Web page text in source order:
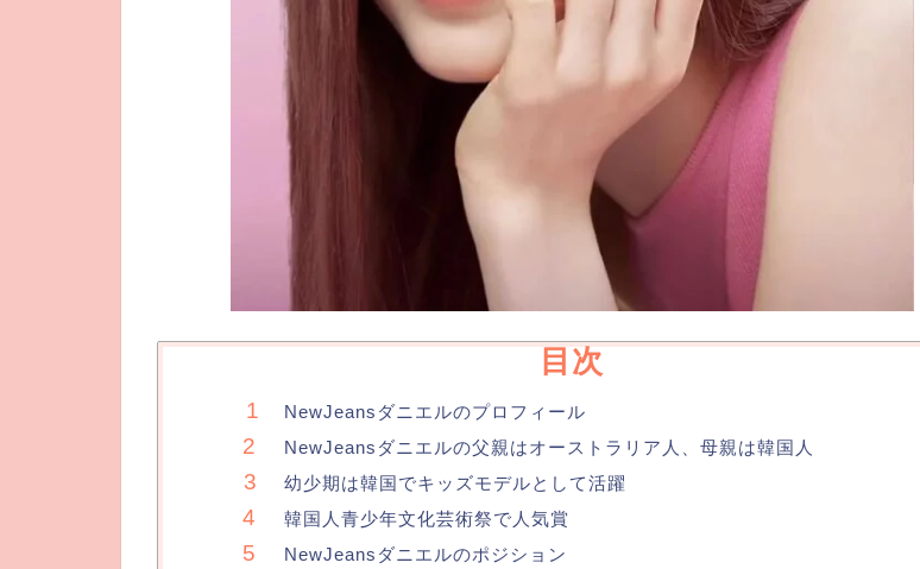
目次
NewJeansダニエルのプロフィール
NewJeansダニエルの父親はオーストラリア人、母親は韓国人
幼少期は韓国でキッズモデルとして活躍
韓国人青少年文化芸術祭で人気賞
NewJeansダニエルのポジション